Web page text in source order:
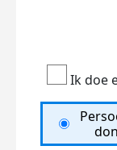
Ik doe